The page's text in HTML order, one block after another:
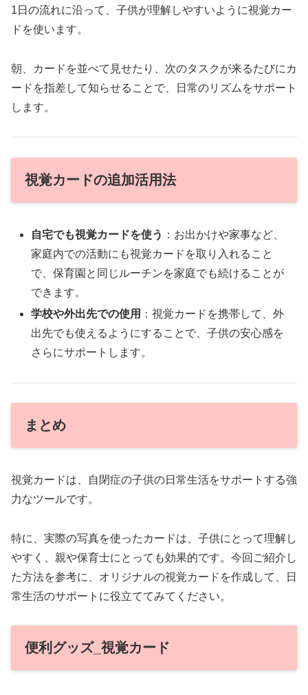
1日の流れに沿って、子供が理解しやすいように視覚カー
ドを使います。
朝、カードを並べて見せたり、次のタスクが来るたびにカ
ードを指差して知らせることで、日常のリズムをサポート
します。
視覚カードの追加活用法
自宅でも視覚カードを使う ：お出かけや家事など、
家庭内での活動にも視覚カードを取り入れること
で、保育園と同じルーチンを家庭でも続けることが
できます。
学校や外出先での使用 ：視覚カードを携帯して、外
出先でも使えるようにすることで、子供の安心感を
さらにサポートします。
まとめ
視覚カードは、自閉症の子供の日常生活をサポートする強
力なツールです。
特に、実際の写真を使ったカードは、子供にとって理解し
やすく、親や保育士にとっても効果的です。今回ご紹介し
た方法を参考に、オリジナルの視覚カードを作成して、日
常生活のサポートに役立ててみてください。
便利グッズ_視覚カード